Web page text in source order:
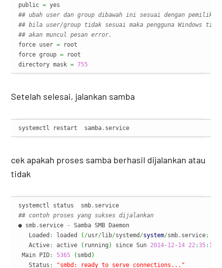
public =
## ubah user dan group dibawah ini sesuai dengan pemilik
## bila user/group tidak sesuai maka pengguna Windows
## akan muncul pesan error.
force user = root
force group = root
directory mask = 755
Setelah selesai, jalankan samba
systemctl restart  samba. service
cek apakah proses samba berhasil dijalankan atau
tidak
systemctl status  smb.
## contoh proses yang sukses dijalankan
● smb. service - Samba SMB Daemon
   Loaded
: loaded ( /usr/lib/systemd /system/smb. service;
   Active
: active ( running ) since Sun 2014-12-14 22:35: 12
Main PID: 5365 ( smbd )
   Status
: "smbd: ready to serve connections..."